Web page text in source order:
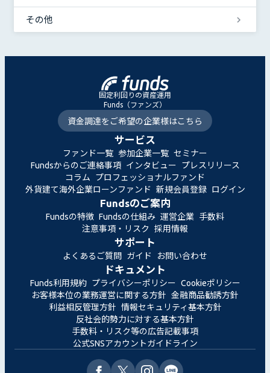
その他
固定利回りの資産運用
Funds（ファンズ）
資金調達をご希望の企業様はこちら
サービス
ファンド一覧 参加企業一覧 セミナー
Fundsからのご連絡事項 インタビュー
プレスリリース
コラム
プロフェッショナルファンド
外貨建て海外企業ローンファンド 新規会員登録 ログイン
Fundsのご案内
Fundsの特徴 Fundsの仕組み 運営企業 手数料
注意事項・リスク
採用情報
サポート
よくあるご質問 ガイド お問い合わせ
ドキュメント
Funds利用規約 プライバシーポリシー Cookieポリシー
お客様本位の業務運営に関する方針 金融商品勧誘方針
利益相反管理方針 情報セキュリティ基本方針
反社会的勢力に対する基本方針
手数料・リスク等の広告記載事項
公式SNSアカウントガイドライン